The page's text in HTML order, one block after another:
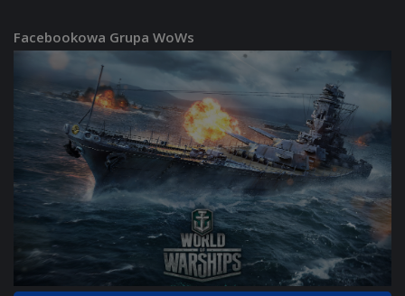
Facebookowa Grupa WoWs